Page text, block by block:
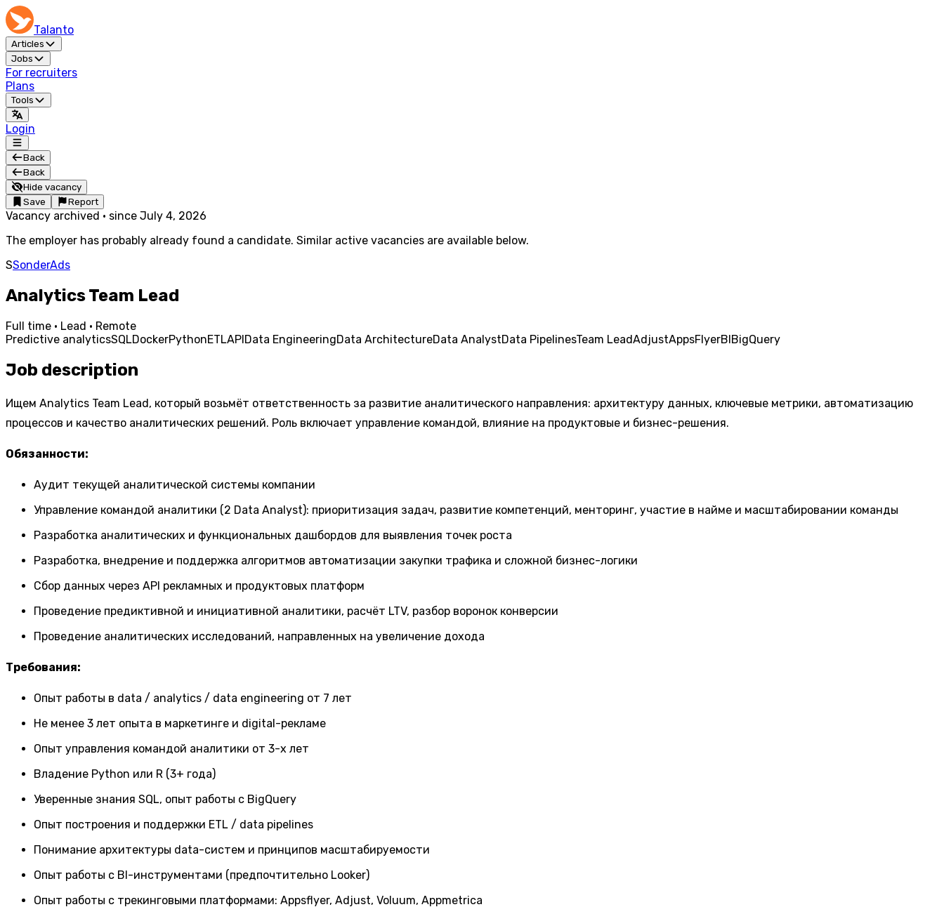
Talanto
Articles
Jobs
For recruiters
Plans
Tools
Login
Back
Back
Hide vacancy
Save
Report
Vacancy archived · since July 4, 2026
The employer has probably already found a candidate. Similar active vacancies are available below.
SSonderAds
Analytics Team Lead
Full time · Lead · Remote
Predictive analyticsSQLDockerPythonETLAPIData EngineeringData ArchitectureData AnalystData PipelinesTeam LeadAdjustAppsFlyerBIBigQuery
Job description
Ищем Analytics Team Lead, который возьмёт ответственность за развитие аналитического направления: архитектуру данных, ключевые метрики, автоматизацию
процессов и качество аналитических решений. Роль включает управление командой, влияние на продуктовые и бизнес-решения.
Обязанности:
Аудит текущей аналитической системы компании
Управление командой аналитики (2 Data Analyst): приоритизация задач, развитие компетенций, менторинг, участие в найме и масштабировании команды
Разработка аналитических и функциональных дашбордов для выявления точек роста
Разработка, внедрение и поддержка алгоритмов автоматизации закупки трафика и сложной бизнес-логики
Сбор данных через API рекламных и продуктовых платформ
Проведение предиктивной и инициативной аналитики, расчёт LTV, разбор воронок конверсии
Проведение аналитических исследований, направленных на увеличение дохода
Требования:
Опыт работы в data / analytics / data engineering от 7 лет
Не менее 3 лет опыта в маркетинге и digital-рекламе
Опыт управления командой аналитики от 3-х лет
Владение Python или R (3+ года)
Уверенные знания SQL, опыт работы с BigQuery
Опыт построения и поддержки ETL / data pipelines
Понимание архитектуры data-систем и принципов масштабируемости
Опыт работы с BI-инструментами (предпочтительно Looker)
Опыт работы с трекинговыми платформами: Appsflyer, Adjust, Voluum, Appmetrica